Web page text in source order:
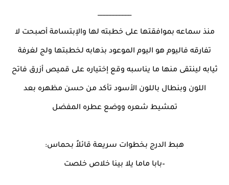
___________
منذ سماعه بموافقتها على خطبته لها والإبتسامة أصبحت لا
تفارقه فاليوم هو اليوم الموعود بذهابه لخطبتها ولج لغرفة
ثيابه لينتقى منها ما يناسبه وقع إختياره على قميص أزرق فاتح
اللون وبنطال باللون الأسود تأكد من حسن مظهره بعد
تمشيط شعره ووضع عطره المفضل
هبط الدرج بخطوات سريعة قائلاً بحماس:
–بابا ماما يلا بينا خلاص خلصت